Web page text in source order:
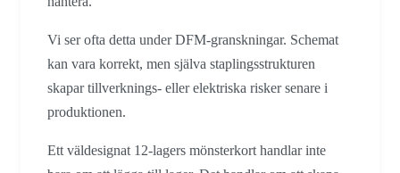
Vi ser ofta detta under DFM-granskningar. Schemat
kan vara korrekt, men själva staplingsstrukturen
skapar tillverknings- eller elektriska risker senare i
produktionen.
Ett väldesignat 12-lagers mönsterkort handlar inte